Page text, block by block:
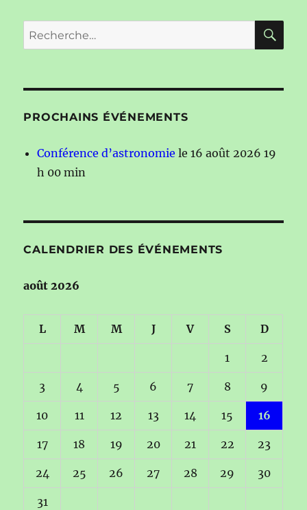
Recherche
pour :
PROCHAINS ÉVÉNEMENTS
Conférence d’astronomie le 16 août 2026 19
h 00 min
CALENDRIER DES ÉVÉNEMENTS
août 2026
L M M J V S D
1 2
3 4 5 6 7 8 9
10 11 12 13 14 15 16
17 18 19 20 21 22 23
24 25 26 27 28 29 30
31